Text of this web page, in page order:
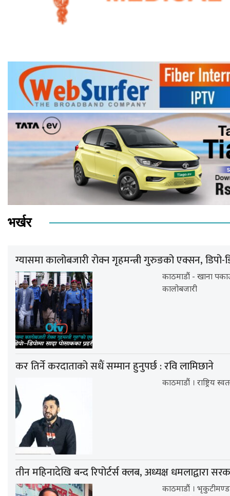
भर्खर
ग्यासमा कालोबजारी रोक्न गृहमन्त्री गुरुङको एक्सन, डिपो-
काठमाडौं - खाना
कालोबजारी
कर तिर्ने करदाताको सधैं सम्मान हुनुपर्छ : रवि लामिछाने
काठमाडौं । राष्ट्रिय
तीन महिनादेखि बन्द रिपोर्टर्स क्लब, अध्यक्ष धमलाद्वारा
काठमाडौं ।